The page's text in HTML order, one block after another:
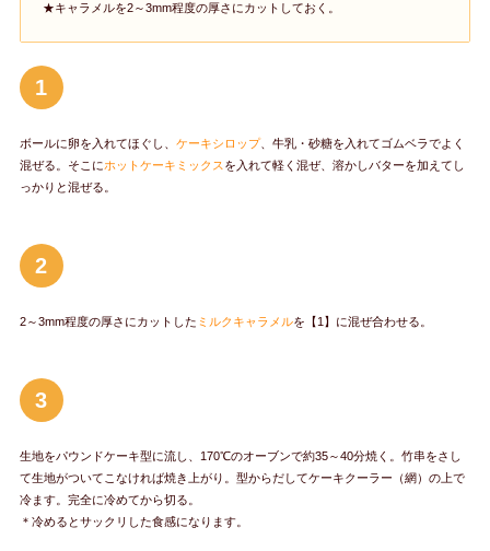
★キャラメルを2～3mm程度の厚さにカットしておく。
1
ボールに卵を入れてほぐし、 ケーキシロップ、牛乳・砂糖を入れてゴムベラでよく
混ぜる。そこにホットケーキミックス を入れて軽く混ぜ、溶かしバターを加えてし
っかりと混ぜる。
2
2～3mm程度の厚さにカットした ミルクキャラメルを【1】に混ぜ合わせる。
3
生地をパウンドケーキ型に流し、170℃のオーブンで約35～40分焼く。竹串をさし
て生地がついてこなければ焼き上がり。型からだしてケーキクーラー（網）の上で
冷ます。完全に冷めてから切る。
＊冷めるとサックリした食感になります。